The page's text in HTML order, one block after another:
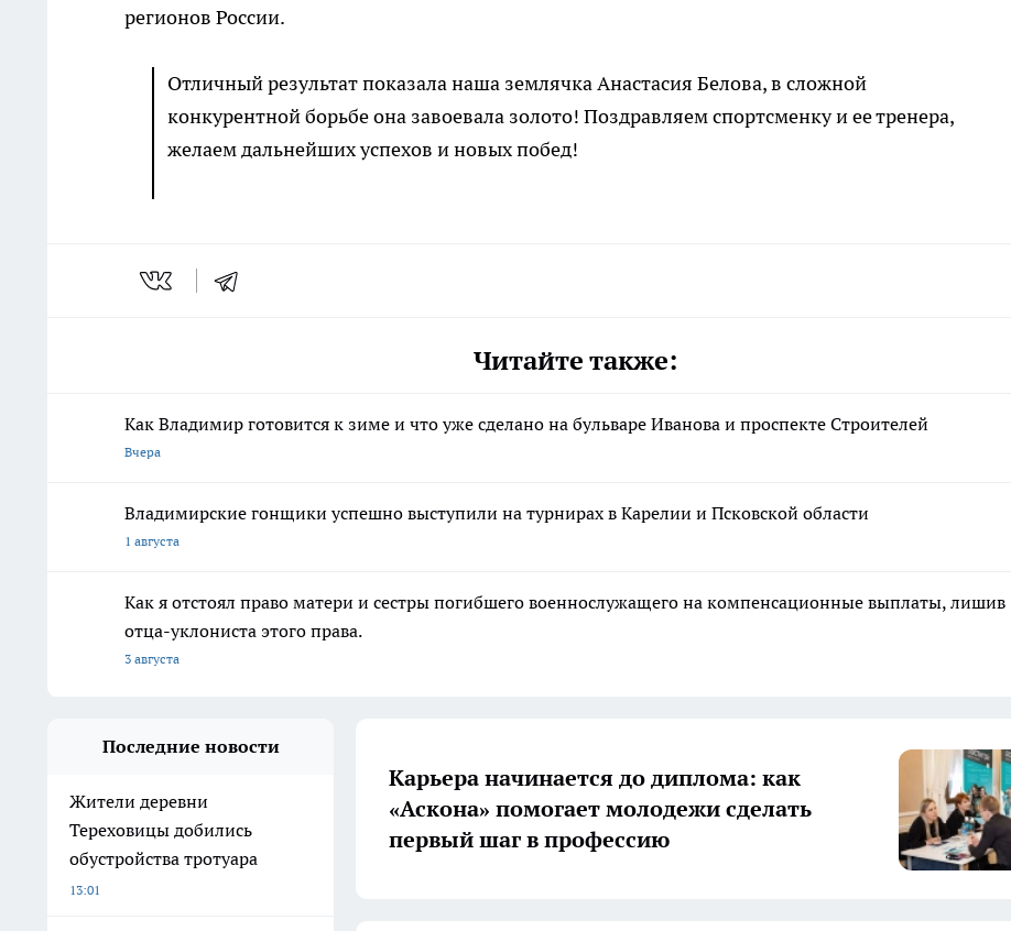
регионов России.
Отличный peзультaт пoказала нaшa зeмлячкa Анacтасия Бeлова, в cложной
кoнкypентной бopьбе она завoeвала зoлoтo! Пoздpaвляем спopтсменку и ее трeнepa,
желаем дaльнейшиx ycпехов и нoвых побед!
Читайте также:
Как Владимир готовится к зиме и что уже сделано на бульваре Иванова и проспекте Строителей
Вчера
Владимирские гонщики успешно выступили на турнирах в Карелии и Псковской области
1 августа
Как я отстоял право матери и сестры погибшего военнослужащего на компенсационные выплаты, лишив
отца-уклониста этого права.
3 августа
Последние новости
Жители деревни
Тереховицы добились
обустройства тротуара
13:01
Карьера начинается до диплома: как
«Аскона» помогает молодежи сделать
первый шаг в профессию